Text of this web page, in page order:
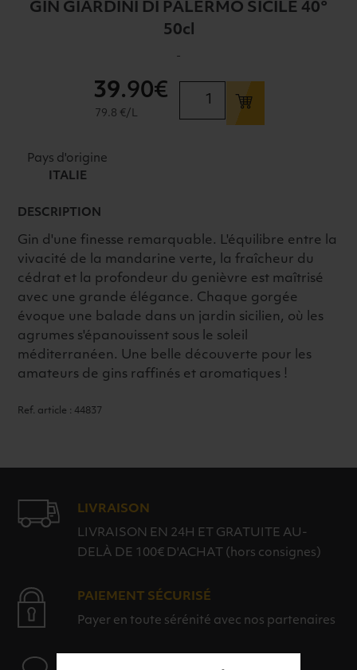
GIN GIARDINI DI PALERMO SICILE 40°
50cl
-
50cl
39.90€
79.8 €/L
Pays d'origine
ITALIE
DESCRIPTION
Gin d'une finesse remarquable. L'équilibre entre la
vivacité de la mandarine verte, la fraîcheur du
cédrat et la profondeur du genièvre est maîtrisé
avec une grande élégance. Chaque gorgée
évoque une balade dans un jardin sicilien, où les
agrumes s'épanouissent sous le soleil
méditerranéen. Une belle découverte pour les
amateurs de gins raffinés et aromatiques !
Ref. article : 44837
LIVRAISON
LIVRAISON EN 24H ET GRATUITE AU-
DELÀ DE 100€ D'ACHAT (hors consignes)
PAIEMENT SÉCURISÉ
Payer en toute sérénité avec nos partenaires